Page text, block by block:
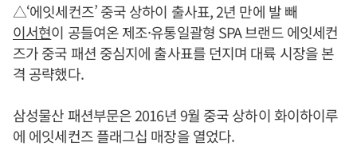
△‘에잇세컨즈’ 중국 상하이 출사표, 2년 만에 발 빼
이서현이 공들여온 제조·유통일괄형 SPA 브랜드 에잇세컨
즈가 중국 패션 중심지에 출사표를 던지며 대륙 시장을 본
격 공략했다.
삼성물산 패션부문은 2016년 9월 중국 상하이 화이하이루
에 에잇세컨즈 플래그십 매장을 열었다.